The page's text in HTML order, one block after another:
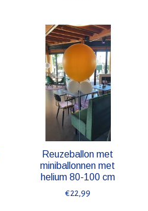
Reuzeballon met
miniballonnen met
helium 80-100 cm
€22,99